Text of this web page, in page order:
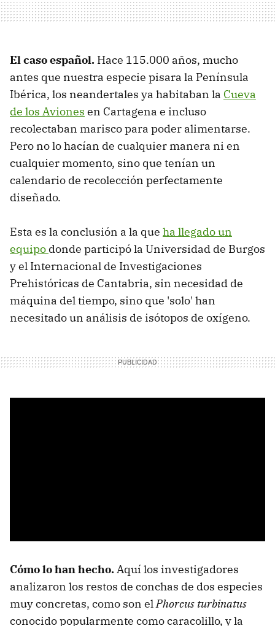
El caso español. Hace 115.000 años, mucho
antes que nuestra especie pisara la Península
Ibérica, los neandertales ya habitaban la Cueva
de los Aviones en Cartagena e incluso
recolectaban marisco para poder alimentarse.
Pero no lo hacían de cualquier manera ni en
cualquier momento, sino que tenían un
calendario de recolección perfectamente
diseñado.
Esta es la conclusión a la que ha llegado un
equipo donde participó la Universidad de Burgos
y el Internacional de Investigaciones
Prehistóricas de Cantabria, sin necesidad de
máquina del tiempo, sino que 'solo' han
necesitado un análisis de isótopos de oxígeno.
Cómo lo han hecho.Aquí los investigadores
analizaron los restos de conchas de dos especies
muy concretas, como son elPhorcus turbinatus
conocido popularmente como caracolillo, y la